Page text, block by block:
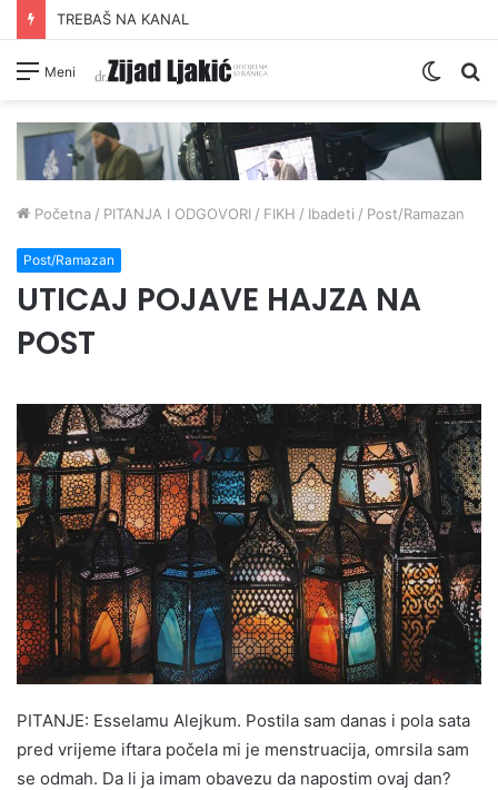
TREBAŠ NA KANAL
Meni
Switch
Početna / PITANJA I ODGOVORI / FIKH / Ibadeti / Post/Ramazan
Post/Ramazan
UTICAJ POJAVE HAJZA NA
POST
PITANJE: Esselamu Alejkum. Postila sam danas i pola sata
pred vrijeme iftara počela mi je menstruacija, omrsila sam
se odmah. Da li ja imam obavezu da napostim ovaj dan?